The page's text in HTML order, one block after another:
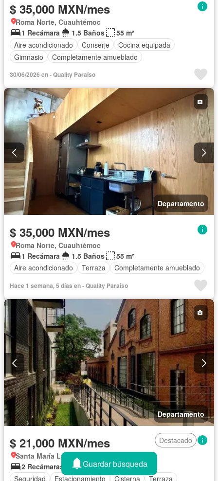
$ 35,000 MXN/mes
Roma Norte, Cuauhtémoc
1 Recámara
1.5 Baños
55 m²
Aire acondicionado
Conserje
Cocina equipada
Gimnasio
Completamente amueblado
30/06/2026 en - Quality Paraíso
Departamento
$ 35,000 MXN/mes
Roma Norte, Cuauhtémoc
1 Recámara
1.5 Baños
55 m²
Aire acondicionado
Terraza Completamente amueblado
Hace 1 semana, 5 días en - Quality Paraíso
Departamento
$ 21,000 MXN/mes
Destacado
Santa María La Ribera, Cuauhtémoc
2 Recámaras
2 Baños
65 m²
Seguridad
Estacionamiento Cisterna Terraza
Guardar búsqueda